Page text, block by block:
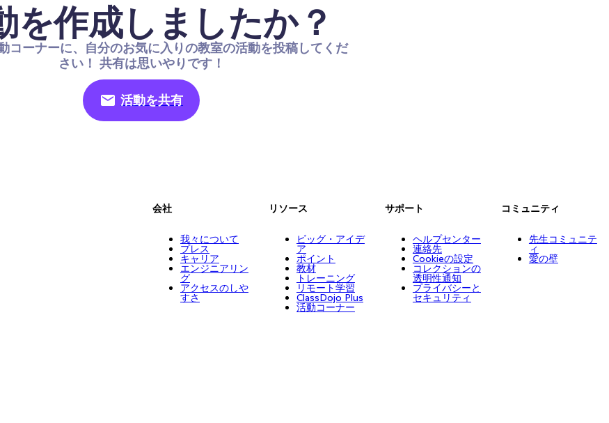
を作成しましたか？
コーナーに、自分のお気に入りの教室の活動を投稿してくだ
さい！ 共有は思いやりです！
活動を共有
会社
我々について
プレス
キャリア
エンジニアリン
グ
アクセスのしや
すさ
リソース
ビッグ・アイデ
ア
ポイント
教材
トレーニング
リモート学習
ClassDojo Plus
活動コーナー
サポート
ヘルプセンター
連絡先
Cookieの設定
コレクションの
透明性通知
プライバシーと
セキュリティ
コミュニティ
先生コミュニテ
ィ
愛の壁